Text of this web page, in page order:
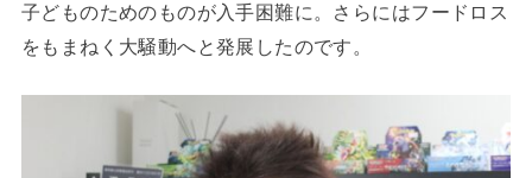
子どものためのものが入手困難に。さらにはフードロス
をもまねく大騒動へと発展したのです。